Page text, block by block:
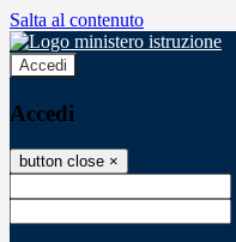
Salta al contenuto
Accedi
Accedi
button close ×